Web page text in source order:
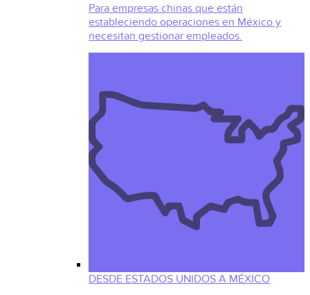
Para empresas chinas que están
estableciendo operaciones en México y
necesitan gestionar empleados.
DESDE ESTADOS UNIDOS A MÉXICO